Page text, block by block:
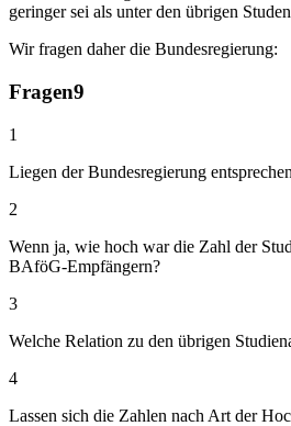
geringer sei als unter den übrigen
Wir fragen daher die Bundesregierung:
Fragen9
1
Liegen der Bundesregierung
2
Wenn ja, wie hoch war die Zahl der
BAföG-Empfängern?
3
Welche Relation zu den übrigen
4
Lassen sich die Zahlen nach Art der